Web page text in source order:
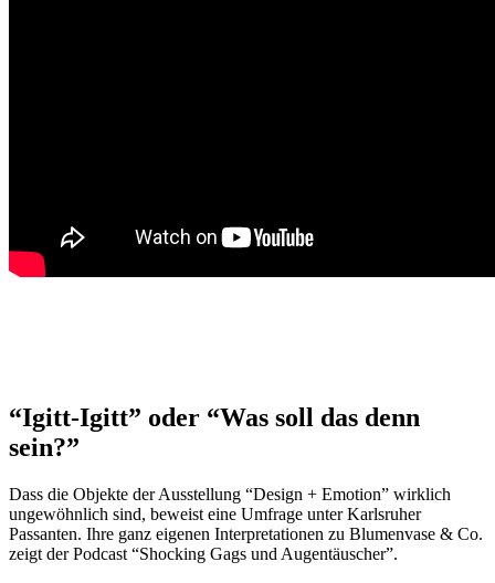
“Igitt-Igitt” oder “Was soll das denn
sein?”
Dass die Objekte der Ausstellung “Design + Emotion” wirklich
ungewöhnlich sind, beweist eine Umfrage unter Karlsruher
Passanten. Ihre ganz eigenen Interpretationen zu Blumenvase & Co.
zeigt der Podcast “Shocking Gags und Augentäuscher”.